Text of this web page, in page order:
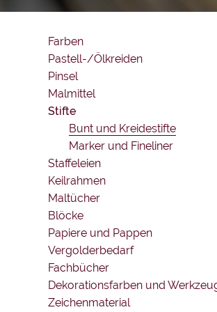
Farben
Pastell-/Ölkreiden
Pinsel
Malmittel
Stifte
Bunt und Kreidestifte
Marker und Fineliner
Staffeleien
Keilrahmen
Maltücher
Blöcke
Papiere und Pappen
Vergolderbedarf
Fachbücher
Dekorationsfarben und
Zeichenmaterial